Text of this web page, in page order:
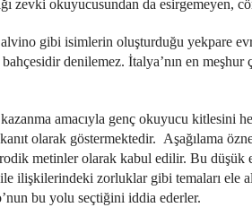
zevki okuyucusundan da esirgemeyen,
gibi isimlerin oluşturduğu yekpare
denilemez. İtalya’nın en meşhur
amacıyla genç okuyucu kitlesini
olarak göstermektedir. Aşağılama
metinler olarak kabul edilir. Bu düşük
ilişkilerindeki zorluklar gibi temaları ele
bu yolu seçtiğini iddia ederler.